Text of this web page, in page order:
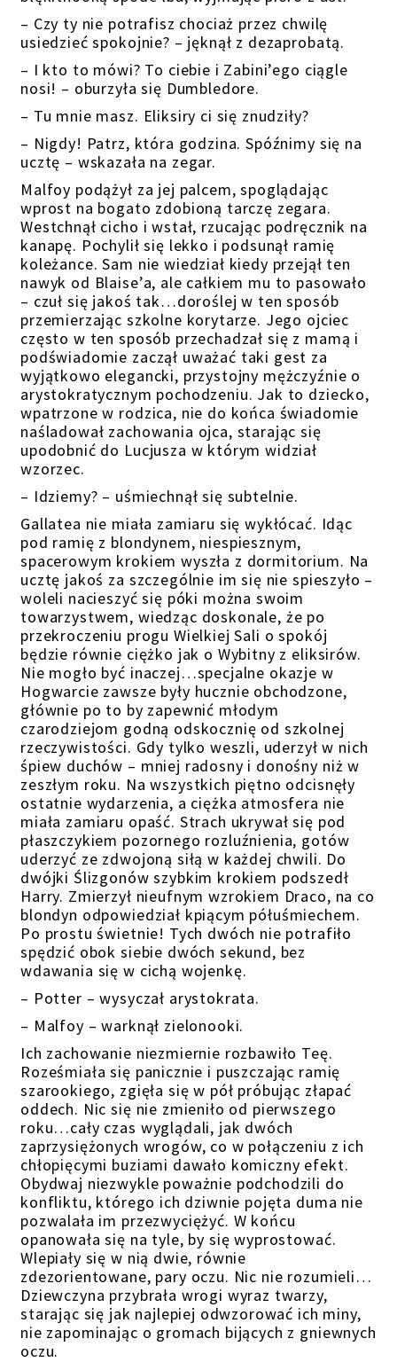
– Czy ty nie potrafisz chociaż przez chwilę
usiedzieć spokojnie? – jęknął z dezaprobatą.
– I kto to mówi? To ciebie i Zabini’ego ciągle
nosi! – oburzyła się Dumbledore.
– Tu mnie masz. Eliksiry ci się znudziły?
– Nigdy! Patrz, która godzina. Spóźnimy się na
ucztę – wskazała na zegar.
Malfoy podążył za jej palcem, spoglądając
wprost na bogato zdobioną tarczę zegara.
Westchnął cicho i wstał, rzucając podręcznik na
kanapę. Pochylił się lekko i podsunął ramię
koleżance. Sam nie wiedział kiedy przejął ten
nawyk od Blaise’a, ale całkiem mu to pasowało
– czuł się jakoś tak…doroślej w ten sposób
przemierzając szkolne korytarze. Jego ojciec
często w ten sposób przechadzał się z mamą i
podświadomie zaczął uważać taki gest za
wyjątkowo elegancki, przystojny mężczyźnie o
arystokratycznym pochodzeniu. Jak to dziecko,
wpatrzone w rodzica, nie do końca świadomie
naśladował zachowania ojca, starając się
upodobnić do Lucjusza w którym widział
wzorzec.
– Idziemy? – uśmiechnął się subtelnie.
Gallatea nie miała zamiaru się wykłócać. Idąc
pod ramię z blondynem, niespiesznym,
spacerowym krokiem wyszła z dormitorium. Na
ucztę jakoś za szczególnie im się nie spieszyło –
woleli nacieszyć się póki można swoim
towarzystwem, wiedząc doskonale, że po
przekroczeniu progu Wielkiej Sali o spokój
będzie równie ciężko jak o Wybitny z eliksirów.
Nie mogło być inaczej…specjalne okazje w
Hogwarcie zawsze były hucznie obchodzone,
głównie po to by zapewnić młodym
czarodziejom godną odskocznię od szkolnej
rzeczywistości. Gdy tylko weszli, uderzył w nich
śpiew duchów – mniej radosny i donośny niż w
zeszłym roku. Na wszystkich piętno odcisnęły
ostatnie wydarzenia, a ciężka atmosfera nie
miała zamiaru opaść. Strach ukrywał się pod
płaszczykiem pozornego rozluźnienia, gotów
uderzyć ze zdwojoną siłą w każdej chwili. Do
dwójki Ślizgonów szybkim krokiem podszedł
Harry. Zmierzył nieufnym wzrokiem Draco, na co
blondyn odpowiedział kpiącym półuśmiechem.
Po prostu świetnie! Tych dwóch nie potrafiło
spędzić obok siebie dwóch sekund, bez
wdawania się w cichą wojenkę.
– Potter – wysyczał arystokrata.
– Malfoy – warknął zielonooki.
Ich zachowanie niezmiernie rozbawiło Teę.
Roześmiała się panicznie i puszczając ramię
szarookiego, zgięła się w pół próbując złapać
oddech. Nic się nie zmieniło od pierwszego
roku…cały czas wyglądali, jak dwóch
zaprzysiężonych wrogów, co w połączeniu z ich
chłopięcymi buziami dawało komiczny efekt.
Obydwaj niezwykle poważnie podchodzili do
konfliktu, którego ich dziwnie pojęta duma nie
pozwalała im przezwyciężyć. W końcu
opanowała się na tyle, by się wyprostować.
Wlepiały się w nią dwie, równie
zdezorientowane, pary oczu. Nic nie rozumieli…
Dziewczyna przybrała wrogi wyraz twarzy,
starając się jak najlepiej odwzorować ich miny,
nie zapominając o gromach bijących z gniewnych
oczu.